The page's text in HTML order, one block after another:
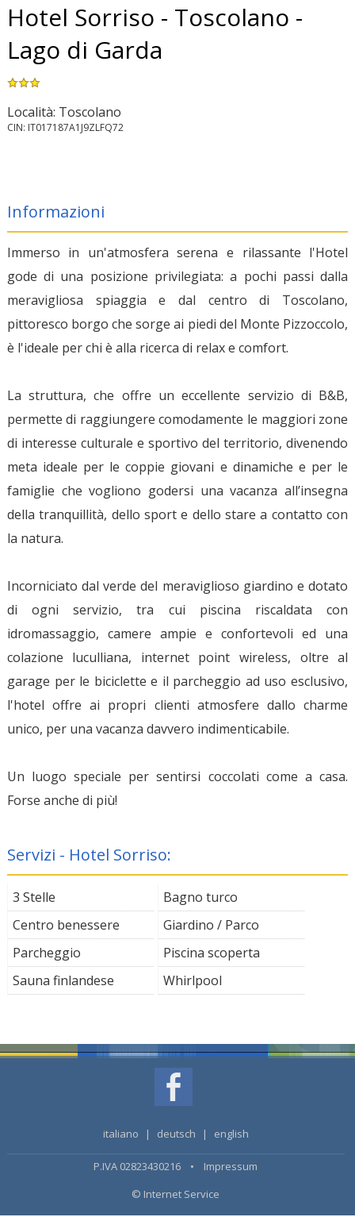
Hotel Sorriso - Toscolano -
Lago di Garda
Località: Toscolano
CIN: IT017187A1J9ZLFQ72
Informazioni
Immerso in un'atmosfera serena e rilassante l'Hotel
gode di una posizione privilegiata: a pochi passi dalla
meravigliosa spiaggia e dal centro di Toscolano,
pittoresco borgo che sorge ai piedi del Monte Pizzoccolo,
è l'ideale per chi è alla ricerca di relax e comfort.
La struttura, che offre un eccellente servizio di B&B,
permette di raggiungere comodamente le maggiori zone
di interesse culturale e sportivo del territorio, divenendo
meta ideale per le coppie giovani e dinamiche e per le
famiglie che vogliono godersi una vacanza all’insegna
della tranquillità, dello sport e dello stare a contatto con
la natura.
Incorniciato dal verde del meraviglioso giardino e dotato
di ogni servizio, tra cui piscina riscaldata con
idromassaggio, camere ampie e confortevoli ed una
colazione luculliana, internet point wireless, oltre al
garage per le biciclette e il parcheggio ad uso esclusivo,
l'hotel offre ai propri clienti atmosfere dallo charme
unico, per una vacanza davvero indimenticabile.
Un luogo speciale per sentirsi coccolati come a casa.
Forse anche di più!
Servizi - Hotel Sorriso:
3 Stelle
Bagno turco
Centro benessere
Giardino / Parco
Parcheggio
Piscina scoperta
Sauna finlandese
Whirlpool
italiano | deutsch | english
P.IVA 02823430216 • Impressum
© Internet Service